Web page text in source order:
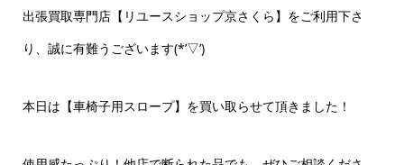
出張買取専門店【リユースショップ京さくら】をご利用下さ
り、誠に有難うございます(*’▽’)
本日は【車椅子用スロープ】を買い取らせて頂きました！